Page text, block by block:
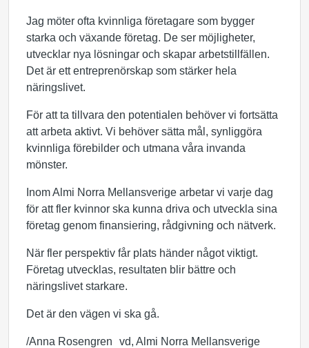
Jag möter ofta kvinnliga företagare som bygger
starka och växande företag. De ser möjligheter,
utvecklar nya lösningar och skapar arbetstillfällen.
Det är ett entreprenörskap som stärker hela
näringslivet.
För att ta tillvara den potentialen behöver vi fortsätta
att arbeta aktivt. Vi behöver sätta mål, synliggöra
kvinnliga förebilder och utmana våra invanda
mönster.
Inom Almi Norra Mellansverige arbetar vi varje dag
för att fler kvinnor ska kunna driva och utveckla sina
företag genom finansiering, rådgivning och nätverk.
När fler perspektiv får plats händer något viktigt.
Företag utvecklas, resultaten blir bättre och
näringslivet starkare.
Det är den vägen vi ska gå.
/Anna Rosengren vd, Almi Norra Mellansverige